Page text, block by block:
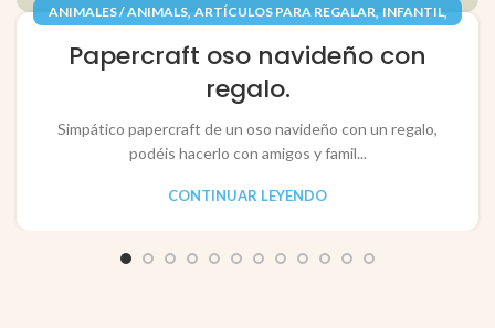
ANIMALES / ANIMALS, ARTÍCULOS PARA REGALAR, INFANTIL,
RECORTABLES PAPERCRAFT
Papercraft oso navideño con
regalo.
Simpático papercraft de un oso navideño con un regalo,
podéis hacerlo con amigos y famil...
CONTINUAR LEYENDO